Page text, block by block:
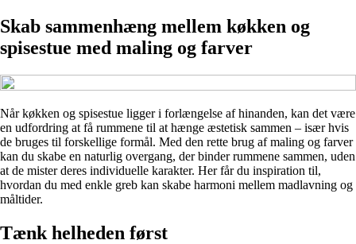
Skab sammenhæng mellem køkken og
spisestue med maling og farver
Når køkken og spisestue ligger i forlængelse af hinanden, kan det være
en udfordring at få rummene til at hænge æstetisk sammen – især hvis
de bruges til forskellige formål. Med den rette brug af maling og farver
kan du skabe en naturlig overgang, der binder rummene sammen, uden
at de mister deres individuelle karakter. Her får du inspiration til,
hvordan du med enkle greb kan skabe harmoni mellem madlavning og
måltider.
Tænk helheden først